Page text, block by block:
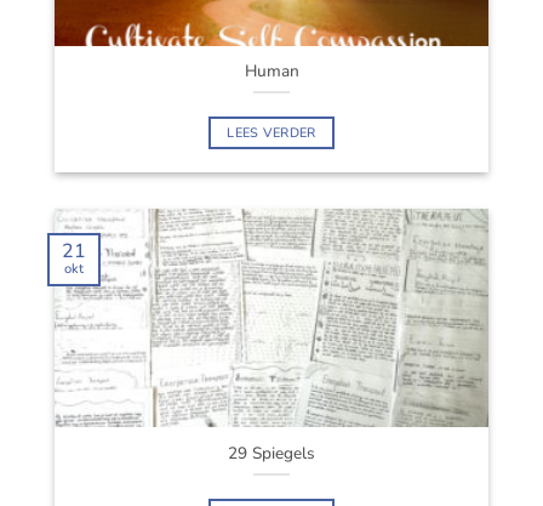
Human
LEES VERDER
29 Spiegels
21
okt